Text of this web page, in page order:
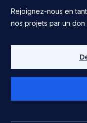
Rejoignez-nous en
nos projets par un don